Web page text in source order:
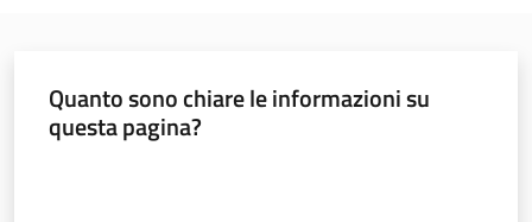
Quanto sono chiare le informazioni su
questa pagina?